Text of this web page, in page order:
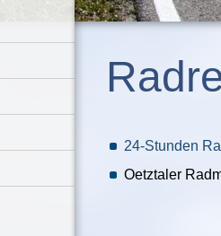
24-Stunden
Oetztaler